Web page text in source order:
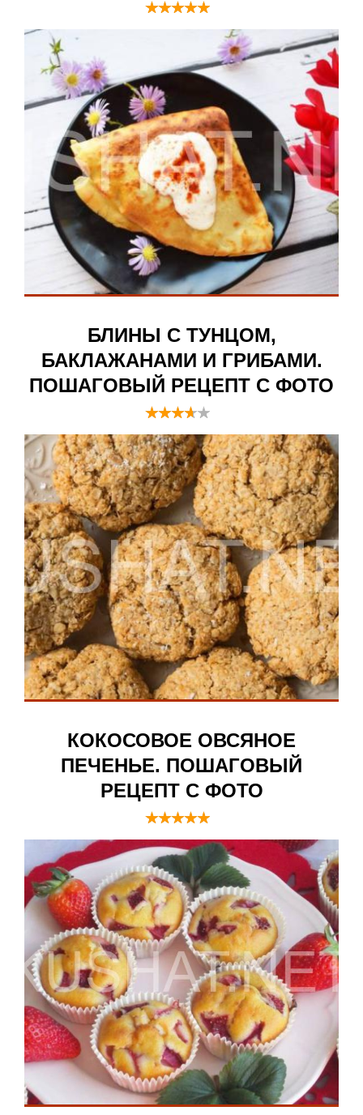
БЛИНЫ С ТУНЦОМ,
БАКЛАЖАНАМИ И ГРИБАМИ.
ПОШАГОВЫЙ РЕЦЕПТ С ФОТО
КОКОСОВОЕ ОВСЯНОЕ
ПЕЧЕНЬЕ. ПОШАГОВЫЙ
РЕЦЕПТ С ФОТО